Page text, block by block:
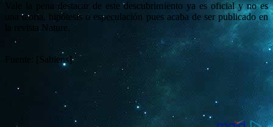
Vale la pena destacar de este descubrimiento ya es oficial y no es
una teoría, hipótesis o especulación pues acaba de ser publicado en
la revista Nature.
Fuente: [Sabiens]